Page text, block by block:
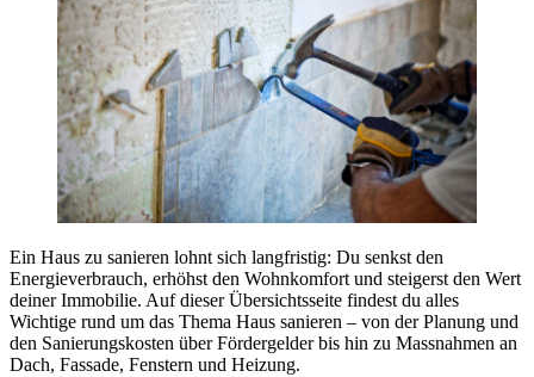
Ein Haus zu sanieren lohnt sich langfristig: Du senkst den
Energieverbrauch, erhöhst den Wohnkomfort und steigerst den Wert
deiner Immobilie. Auf dieser Übersichtsseite findest du alles
Wichtige rund um das Thema Haus sanieren – von der Planung und
den Sanierungskosten über Fördergelder bis hin zu Massnahmen an
Dach, Fassade, Fenstern und Heizung.